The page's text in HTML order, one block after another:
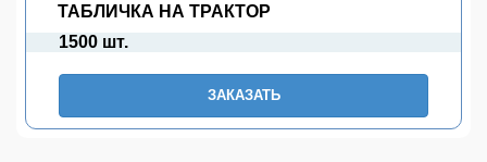
ТАБЛИЧКА НА ТРАКТОР
1500 шт.
ЗАКАЗАТЬ